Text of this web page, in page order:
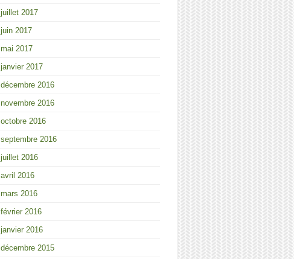
juillet 2017
juin 2017
mai 2017
janvier 2017
décembre 2016
novembre 2016
octobre 2016
septembre 2016
juillet 2016
avril 2016
mars 2016
février 2016
janvier 2016
décembre 2015